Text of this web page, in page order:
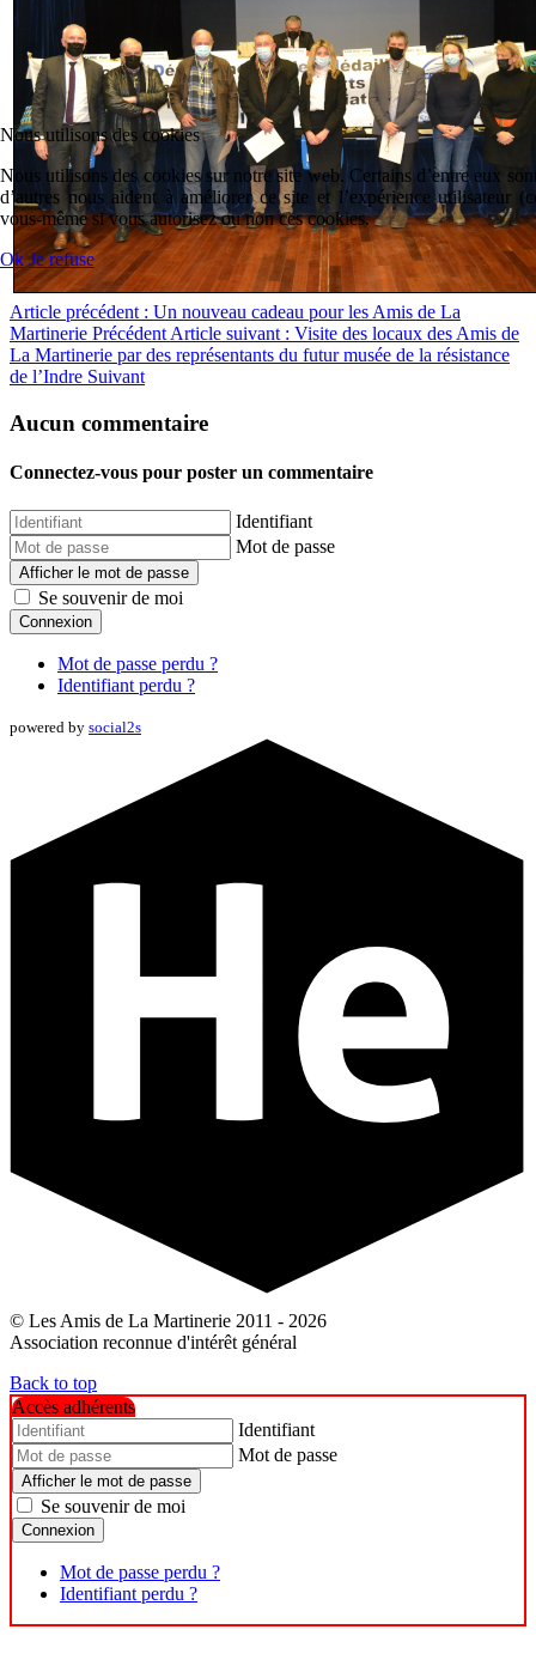
Article précédent : Un nouveau cadeau pour les Amis de La
Martinerie Précédent Article suivant : Visite des locaux des Amis de
La Martinerie par des représentants du futur musée de la résistance
de l’Indre Suivant
Aucun commentaire
Connectez-vous pour poster un commentaire
Identifiant
Mot de passe
Afficher le mot de passe
Se souvenir de moi
Connexion
Mot de passe perdu ?
Identifiant perdu ?
powered by social2s
© Les Amis de La Martinerie 2011 - 2026
Association reconnue d'intérêt général
Back to top
Accès adhérents
Identifiant
Mot de passe
Afficher le mot de passe
Se souvenir de moi
Connexion
Mot de passe perdu ?
Identifiant perdu ?
Nous utilisons des cookies
Nous utilisons des cookies sur notre site web. Certains d’entre eux
d’autres nous aident à améliorer ce site et l’expérience utilisateur
vous-même si vous autorisez ou non ces cookies.
Ok Je refuse